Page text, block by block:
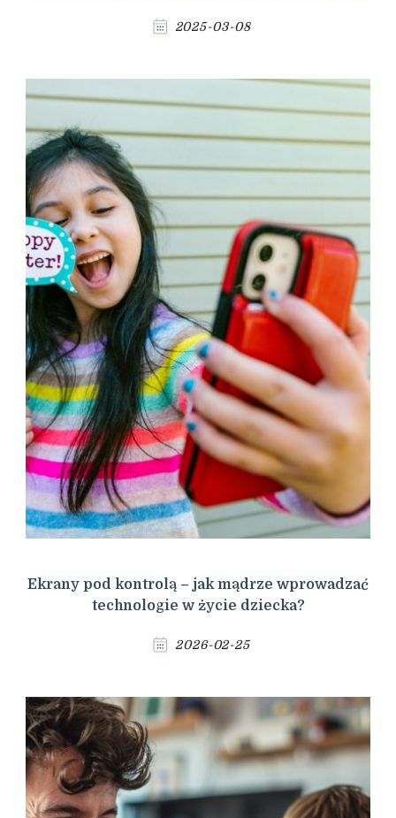
2025-03-08
Ekrany pod kontrolą – jak mądrze wprowadzać
technologie w życie dziecka?
2026-02-25